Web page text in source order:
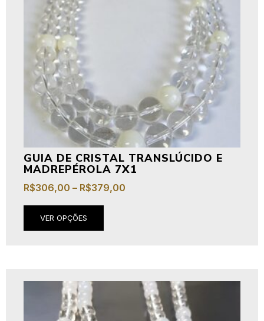
GUIA DE CRISTAL TRANSLÚCIDO E
MADREPÉROLA 7X1
R$306,00 – R$379,00
VER OPÇÕES